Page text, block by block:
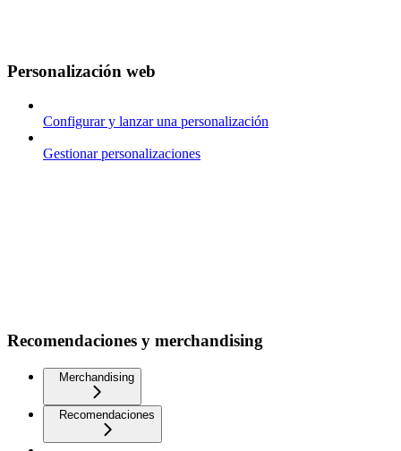
Personalización web
Configurar y lanzar una personalización
Gestionar personalizaciones
Recomendaciones y merchandising
Merchandising
Recomendaciones